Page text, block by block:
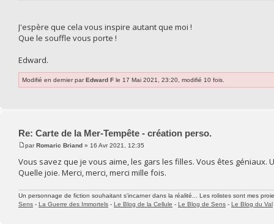
J'espère que cela vous inspire autant que moi !
Que le souffle vous porte !
Edward.
Modifié en dernier parEdward F le 17 Mai 2021, 23:20, modifié 10 fois.
Re: Carte de la Mer-Tempête - création perso.
parRomaric Briand » 16 Avr 2021, 12:35
Vous savez que je vous aime, les gars les filles. Vous êtes
Quelle joie. Merci, merci, merci mille fois.
Un personnage de fiction souhaitant s'incarner dans la réalité... Les rolistes sont mes
Sens - La Guerre des Immortels - Le Blog de la Cellule - Le Blog de Sens - Le Blog du Val